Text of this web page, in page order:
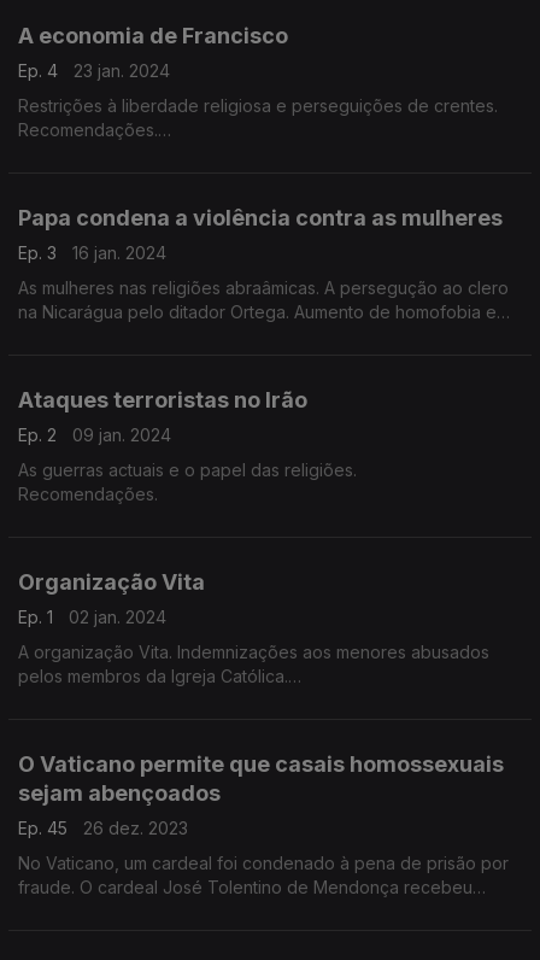
A economia de Francisco
Ep. 4
23 jan. 2024
Restrições à liberdade religiosa e perseguições de crentes.
Recomendações.
Papa condena a violência contra as mulheres
Ep. 3
16 jan. 2024
As mulheres nas religiões abraâmicas. A persegução ao clero
na Nicarágua pelo ditador Ortega. Aumento de homofobia e
Ataques terroristas no Irão
Ep. 2
09 jan. 2024
As guerras actuais e o papel das religiões.
Recomendações.
Organização Vita
Ep. 1
02 jan. 2024
A organização Vita. Indemnizações aos menores abusados
pelos membros da Igreja Católica.
O Vaticano permite que casais homossexuais
sejam abençoados
Ep. 45
26 dez. 2023
No Vaticano, um cardeal foi condenado à pena de prisão por
fraude. O cardeal José Tolentino de Mendonça recebeu